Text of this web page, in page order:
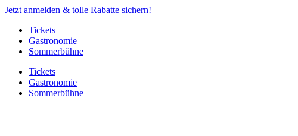
Jetzt anmelden & tolle Rabatte sichern!
Tickets
Gastronomie
Sommerbühne
Tickets
Gastronomie
Sommerbühne